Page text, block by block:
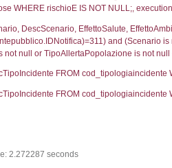
WHERE
sql: SELECT